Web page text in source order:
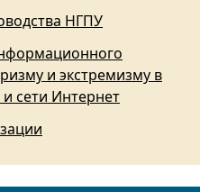
НГПУ
и экстремизму в
сети Интернет